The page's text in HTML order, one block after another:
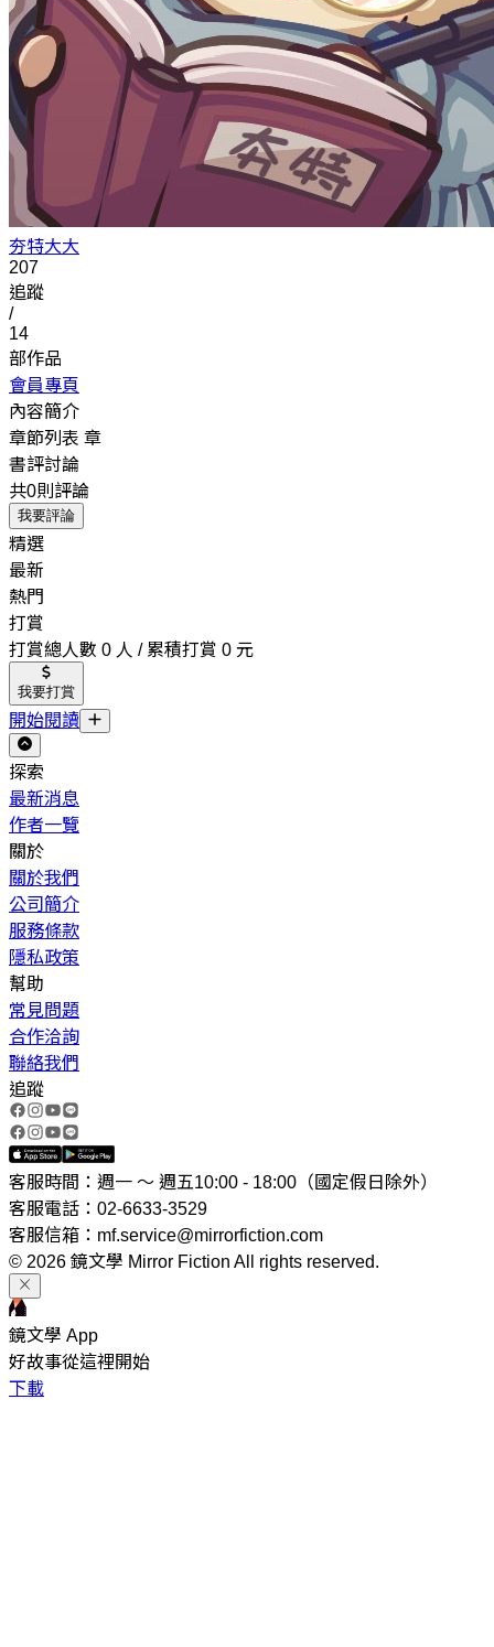
夯特大大
207
追蹤
/
14
部作品
會員專頁
內容簡介
章節列表 章
書評討論
共0則評論
我要評論
精選
最新
熱門
打賞
打賞總人數 0 人 / 累積打賞 0 元
我要打賞
開始閱讀
探索
最新消息
作者一覽
關於
關於我們
公司簡介
服務條款
隱私政策
幫助
常見問題
合作洽詢
聯絡我們
追蹤
客服時間：週一 ～ 週五10:00 - 18:00（國定假日除外）
客服電話：02-6633-3529
客服信箱：mf.service@mirrorfiction.com
© 2026 鏡文學 Mirror Fiction All rights reserved.
鏡文學 App
好故事從這裡開始
下載